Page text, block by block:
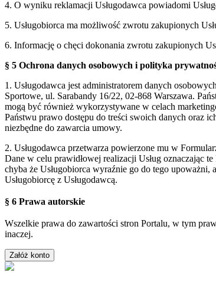
4. O wyniku reklamacji Usługodawca powiadomi
5. Usługobiorca ma możliwość zwrotu zakupionych
6. Informację o chęci dokonania zwrotu zakupionych
§ 5 Ochrona danych osobowych i polityka
1. Usługodawca jest administratorem danych
Sportowe, ul. Sarabandy 16/22, 02-868 Warszawa.
mogą być również wykorzystywane w celach
Państwu prawo dostępu do treści swoich danych oraz
niezbędne do zawarcia umowy.
2. Usługodawca przetwarza powierzone mu w
Dane w celu prawidłowej realizacji Usług oznaczając
chyba że Usługobiorca wyraźnie go do tego
Usługobiorcę z Usługodawcą.
§ 6 Prawa autorskie
Wszelkie prawa do zawartości stron Portalu, w tym
inaczej.